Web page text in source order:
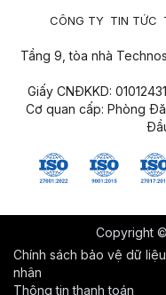
CÔNG TY TIN TỨC
Tầng 9, tòa nhà
Giấy CNĐKKD:
Cơ quan cấp: Phòng
Copyright
Chính sách bảo vệ dữ
nhân
Thông tin thanh toán